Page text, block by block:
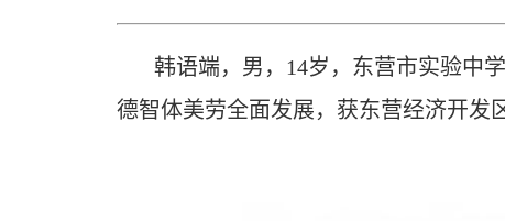
韩语端，男，14岁，东营市实验中
德智体美劳全面发展，获东营经济开发